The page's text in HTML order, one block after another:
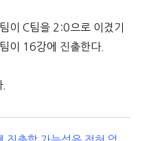
이 C팀을 2:0으로 이겼기
이 16강에 진출한다.